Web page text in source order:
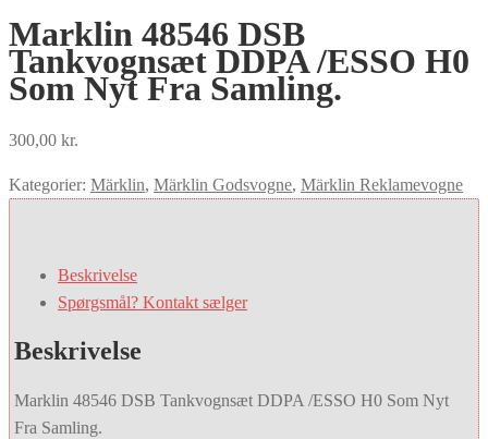
Marklin 48546 DSB
Tankvognsæt DDPA /ESSO H0
Som Nyt Fra Samling.
300,00 kr.
Kategorier: Märklin, Märklin Godsvogne, Märklin Reklamevogne
Beskrivelse
Spørgsmål? Kontakt sælger
Beskrivelse
Marklin 48546 DSB Tankvognsæt DDPA /ESSO H0 Som Nyt
Fra Samling.